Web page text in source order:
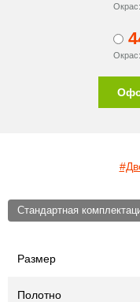
Стандартная
Размер
Полотно